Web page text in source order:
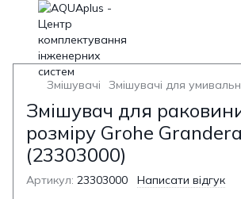
Змішувачі Змішувачі для
Змішувач для
розміру Grohe Grandera
(23303000)
Артикул: 23303000 Написати відгук